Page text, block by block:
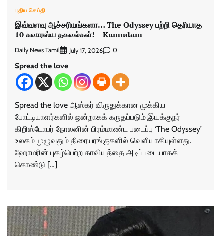
புதிய செய்தி
இவ்வளவு ஆச்சரியங்களா… The Odyssey பற்றி தெரியாத
10 சுவாரஸ்ய தகவல்கள்! – Kumudam
Daily News Tamil July 17, 2026 0
Spread the love
Spread the love ஆஸ்கர் விருதுக்கான முக்கிய
போட்டியாளர்களில் ஒன்றாகக் கருதப்படும் இயக்குநர்
கிறிஸ்டோபர் நோலனின் பிரம்மாண்ட படைப்பு ‘The Odyssey’
உலகம் முழுவதும் திரையரங்குகளில் வெளியாகியுள்ளது.
ஹோமரின் புகழ்பெற்ற காவியத்தை அடிப்படையாகக்
கொண்டு […]